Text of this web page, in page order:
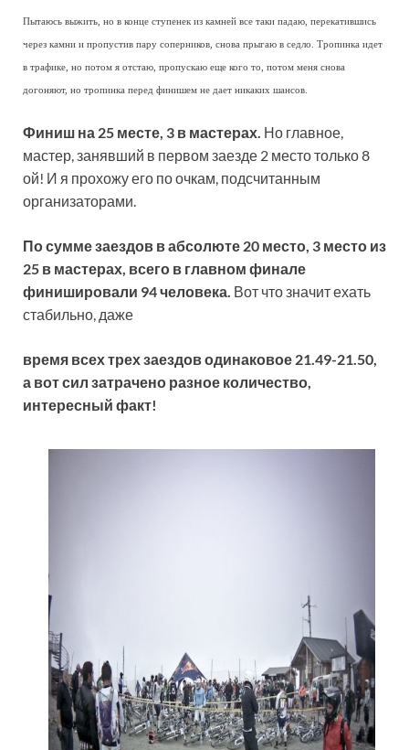
Пытаюсь выжить, но в конце ступенек из камней все таки падаю, перекатившись
через камни и пропустив пару соперников, снова прыгаю в седло. Тропинка идет
в трафике, но потом я отстаю, пропускаю еще кого то, потом меня снова
догоняют, но тропинка перед финишем не дает никаких шансов.
Финиш на 25 месте, 3 в мастерах. Но главное,
мастер, занявший в первом заезде 2 место только 8
ой! И я прохожу его по очкам, подсчитанным
организаторами.
По сумме заездов в абсолюте 20 место, 3 место из
25 в мастерах, всего в главном финале
финишировали 94 человека. Вот что значит ехать
стабильно, даже
время всех трех заездов одинаковое 21.49-21.50,
а вот сил затрачено разное количество,
интересный факт!